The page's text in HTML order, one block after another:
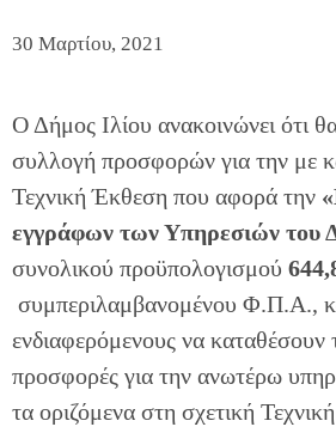
30 Μαρτίου, 2021
Ο Δήμος Ιλίου ανακοινώνει ότι
συλλογή προσφορών για την με
Τεχνική Έκθεση που αφορά την
εγγράφων των Υπηρεσιών του
συνολικού προϋπολογισμού
συμπεριλαμβανομένου Φ.Π.Α.,
ενδιαφερόμενους να καταθέσουν
προσφορές για την ανωτέρω
τα οριζόμενα στη σχετική